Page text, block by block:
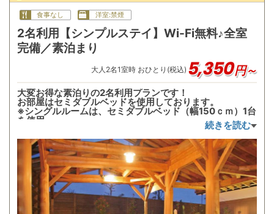
食事なし 洋室:禁煙
2名利用【シンプルステイ】Wi-Fi無料♪全室
完備／素泊まり
大人 2名1室時 おひとり(税込) 5,350円～
大変お得な素泊りの2名利用プランです！
お部屋はセミダブルベッドを使用しております。
※シングルルームは、セミダブルベッド（幅150ｃｍ）1台
を使用。
併設の天然温泉は無料でご利用いただけます。
●レストラン「御蕎麦切処 山葵」
続きを読む